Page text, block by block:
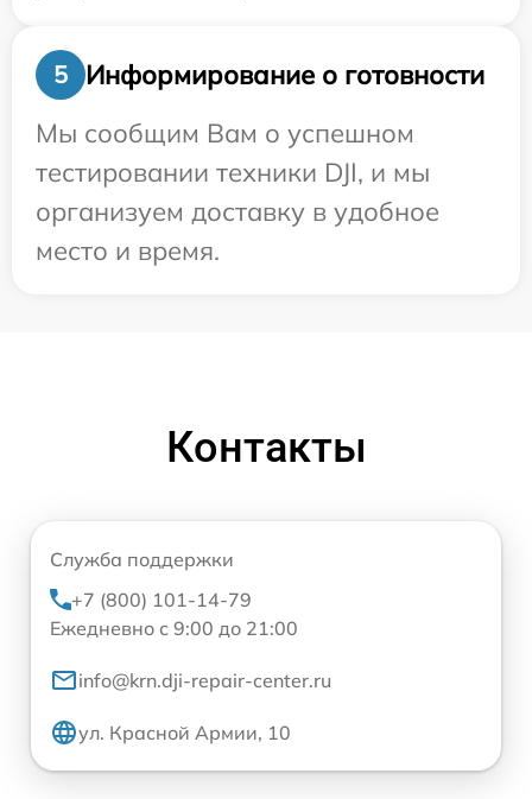
5
Информирование о готовности
Мы сообщим Вам о успешном
тестировании техники DJI, и мы
организуем доставку в удобное
место и время.
Контакты
Служба поддержки
+7 (800) 101-14-79
Ежедневно с 9:00 до 21:00
info@krn.dji-repair-center.ru
ул. Красной Армии, 10